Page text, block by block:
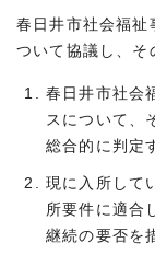
春日井市社会福祉
ついて協議し、そ
春日井市社会
スについて、
総合的に判定
現に入所して
所要件に適合
継続の要否を